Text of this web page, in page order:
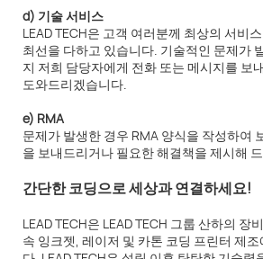
d) 기술 서비스
LEAD TECH은 고객 여러분께 최상의 서비
최선을 다하고 있습니다. 기술적인 문제가
지 저희 담당자에게 전화 또는 메시지를 보
도와드리겠습니다.
e) RMA
문제가 발생한 경우 RMA 양식을 작성하여
을 보내드리거나 필요한 해결책을 제시해
간단한 코딩으로 세상과 연결하세요!
LEAD TECH은 LEAD TECH 그룹 산하의 장
속 잉크젯, 레이저 및 카톤 코딩 프린터 제